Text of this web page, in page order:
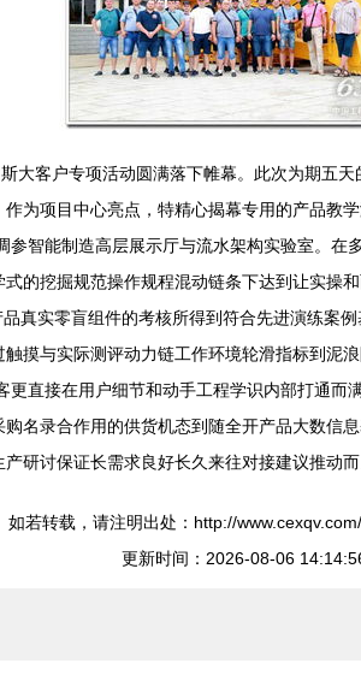
大客户专项活动圆满落下帷幕。此次为期五
为项目中心亮点，特精心揭幕专用的产品
参智能制造高层展示厅与流水架构实验室。
的挖掘规范操作规程混动链条下达到让实操
真实零盲组件的考核所得到符合先进演练案
摸与实际测评动力链工作环境轮滑指标到泥
直接在用户细节和动手工程学识内部打通而
名录合作用的供货机态到随全开产品大数
研讨保证长需求良好长久来往对接建议推动
如若转载，请注明出处：http://
更新时间：2026-08-06